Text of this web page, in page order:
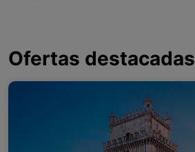
Ofertas destacadas